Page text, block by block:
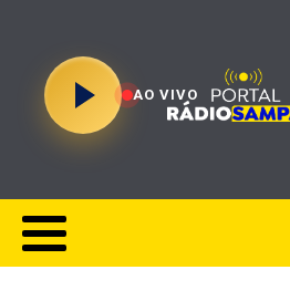
AO VIVO